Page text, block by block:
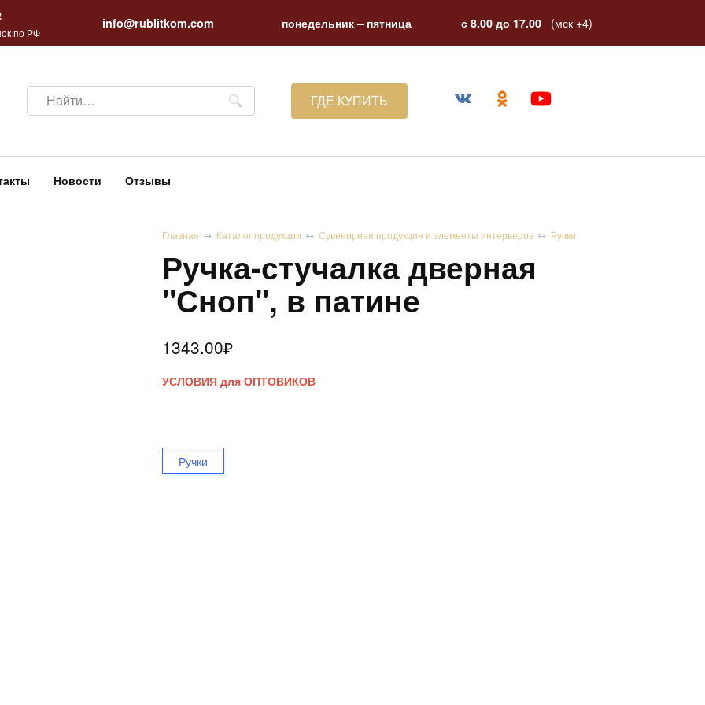
по РФ
info@rublitkom.com понедельник – пятница с 8.00 до 17.00 (мск +4)
Search
for:
ГДЕ КУПИТЬ
Новости Отзывы
Главная Каталог продукции Сувенирная продукция и элементы интерьеров Ручки
Ручка-стучалка дверная
"Сноп", в патине
1343.00₽
УСЛОВИЯ для ОПТОВИКОВ
Ручки